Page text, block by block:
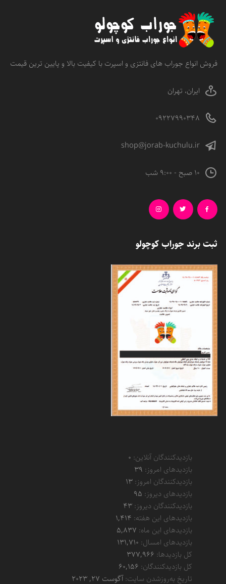
فروش انواع جوراب های فانتزی و اسپرت با کیفیت بالا و پایین ترین قیمت
ایران، تهران
09227990348
shop@jorab-kuchulu.ir
10 صبح - 9:00 شب
ثبت برند جوراب کوچولو
بازدیدکنندگان آنلاین: 0
بازدیدهای امروز: 39
بازدیدکنندگان امروز:13
بازدیدهای دیروز: 95
بازدیدکنندگان دیروز:43
بازدیدهای این هفته: 1,414
بازدیدهای این ماه: 5,837
بازدیدهای امسال: 131,710
کل بازدیدها: 377,966
کل بازدیدکنند‌گان: 60,156
تاریخ به‌روزشدن سایت:آگوست 27, 2023